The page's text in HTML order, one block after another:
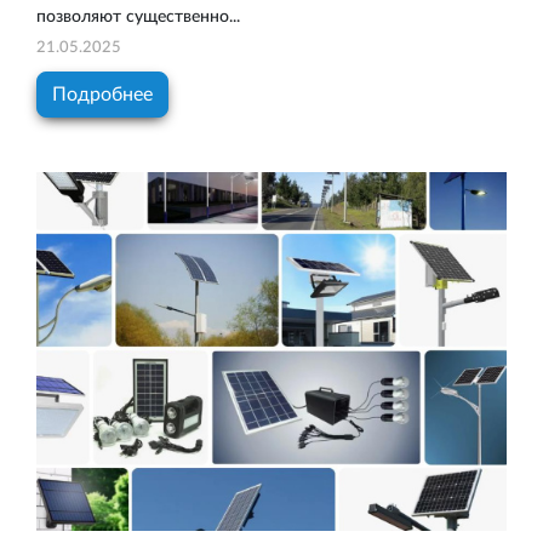
позволяют существенно...
21.05.2025
Подробнее